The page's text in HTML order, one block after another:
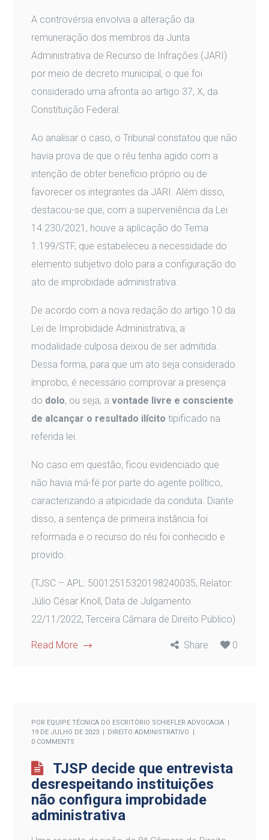
A controvérsia envolvia a alteração da
remuneração dos membros da Junta
Administrativa de Recurso de Infrações (JARI)
por meio de decreto municipal, o que foi
considerado uma afronta ao artigo 37, X, da
Constituição Federal.
Ao analisar o caso, o Tribunal constatou que não
havia prova de que o réu tenha agido com a
intenção de obter benefício próprio ou de
favorecer os integrantes da JARI. Além disso,
destacou-se que, com a superveniência da Lei
14.230/2021, houve a aplicação do Tema
1.199/STF, que estabeleceu a necessidade do
elemento subjetivo dolo para a configuração do
ato de improbidade administrativa.
De acordo com a nova redação do artigo 10 da
Lei de Improbidade Administrativa, a
modalidade culposa deixou de ser admitida.
Dessa forma, para que um ato seja considerado
ímprobo, é necessário comprovar a presença
do dolo, ou seja, a vontade livre e consciente
de alcançar o resultado ilícito tipificado na
referida lei.
No caso em questão, ficou evidenciado que
não havia má-fé por parte do agente político,
caracterizando a atipicidade da conduta. Diante
disso, a sentença de primeira instância foi
reformada e o recurso do réu foi conhecido e
provido.
(TJSC – APL: 50012515320198240035, Relator:
Júlio César Knoll, Data de Julgamento:
22/11/2022, Terceira Câmara de Direito Público)
Read More Share 0
POR EQUIPE TÉCNICA DO ESCRITÓRIO SCHIEFLER ADVOCACIA
19 DE JULHO DE 2023
DIREITO ADMINISTRATIVO
0 COMMENTS
TJSP decide que entrevista
desrespeitando instituições
não configura improbidade
administrativa